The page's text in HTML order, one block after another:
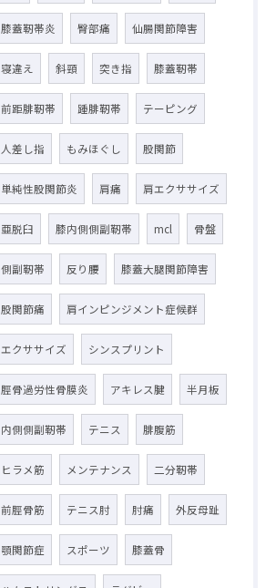
膝蓋靭帯炎 臀部痛 仙腸関節障害
寝違え 斜頸 突き指 膝蓋靭帯
前距腓靭帯 踵腓靭帯 テーピング
人差し指 もみほぐし 股関節
単純性股関節炎 肩痛 肩エクササイズ
亜脱臼 膝内側側副靭帯 mcl 骨盤
側副靭帯 反り腰 膝蓋大腿関節障害
股関節痛 肩インピンジメント症候群
エクササイズ シンスプリント
脛骨過労性骨膜炎 アキレス腱 半月板
内側側副靭帯 テニス 腓腹筋
ヒラメ筋 メンテナンス 二分靭帯
前脛骨筋 テニス肘 肘痛 外反母趾
顎関節症 スポーツ 膝蓋骨